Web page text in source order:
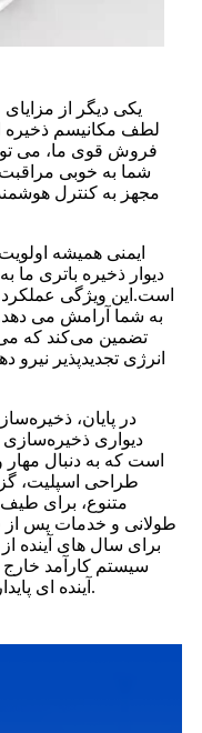
یکی دیگر از
لطف مکانیسم ذخیره
فروش قوی ما، می
شما به خوبی
مجهز به کنترل
ایمنی همیشه
دیوار ذخیره باتری ما
است.این ویژگی عملکرد
به شما آرامش می
تضمین می‌کند که
انرژی تجدیدپذیر
در پایان،
دیواری
است که به دنبال
طراحی اسپلیت،
متنوع، برای
طولانی و خدمات پس
برای سال های آینده
سیستم کارآمد خارج
آینده ای پایدار و دوستدار محیط زیست به ما بپیوندید.